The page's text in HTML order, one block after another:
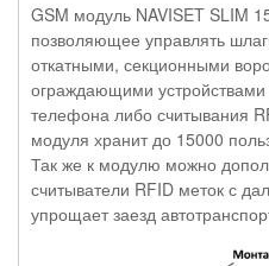
GSM модуль NAVISET SLIM
позволяющее управлять
откатными, секционными
ограждающими устройствами
телефона либо считывания
модуля хранит до 15000
Так же к модулю можно
считыватели RFID меток с
упрощает заезд